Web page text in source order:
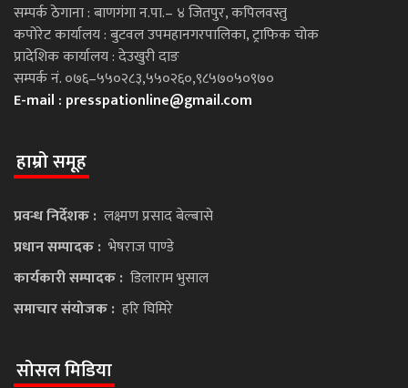
सम्पर्क ठेगाना : बाणगंगा न.पा.– ४ जितपुर, कपिलवस्तु
कपोरेट कार्यालय : बुटवल उपमहानगरपालिका, ट्राफिक चोक
प्रादेशिक कार्यालय : देउखुरी दाङ
सम्पर्क नं. ०७६–५५०२८३,५५०२६०,९८५७०५०९७०
E-mail : presspationline@gmail.com
हाम्रो समूह
प्रवन्ध निर्देशक : लक्ष्मण प्रसाद बेल्बासे
प्रधान सम्पादक : भेषराज पाण्डे
कार्यकारी सम्पादक : डिलाराम भुसाल
समाचार संयोजक : हरि घिमिरे
सोसल मिडिया